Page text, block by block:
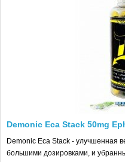
Demonic Eca Stack 50mg
Demonic Eca Stack - улучшенная
большими дозировками, и